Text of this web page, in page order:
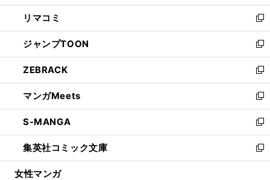
ウ
で
開
く
ン
ド
ウ
で
開
く
ウ
ィ
ン
ド
ウ
で
開
く
し
い
ウ
ィ
ン
ド
ウ
で
開
く
リマコミ
新
し
い
ウ
ィ
ン
ド
ウ
で
開
く
ジャンプTOON
新
し
い
ウ
ィ
ン
ド
ウ
で
開
ZEBRACK
新
し
い
ウ
ィ
ン
ド
ウ
マンガMeets
新
し
い
ウ
ィ
ン
S-MANGA
新
し
い
ウ
集英社コミック文庫
新
し
女性マンガ